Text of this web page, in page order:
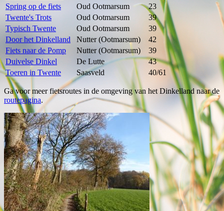
Spring op de fiets
Oud Ootmarsum
23
Twente's Trots
Oud Ootmarsum
39
Typisch Twente
Oud Ootmarsum
39
Door het Dinkelland
Nutter (Ootmarsum)
42
Fiets naar de Pomp
Nutter (Ootmarsum)
39
Duivelse Dinkel
De Lutte
43
Toeren in Twente
Saasveld 40/61
Ga voor meer fietsroutes in de omgeving van het Dinkelland naar de
routepagina.